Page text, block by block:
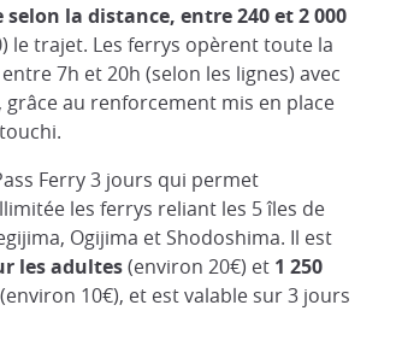
la distance, entre 240 et 2 000
le trajet. Les ferrys opèrent toute la
7h et 20h (selon les lignes) avec
au renforcement mis en place
Ferry 3 jours qui permet
les ferrys reliant les 5 îles de
Ogijima et Shodoshima. Il est
les adultes(environ 20€) et 1 250
10€), et est valable sur 3 jours